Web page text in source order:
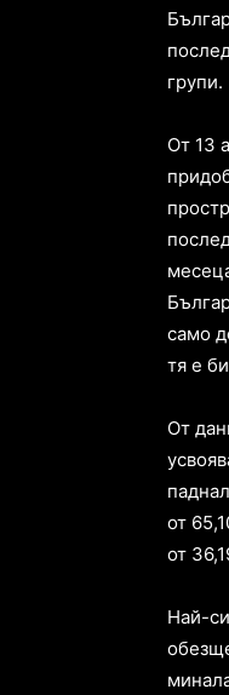
групи.
От 13
само
тя е
От
от
от
Най-